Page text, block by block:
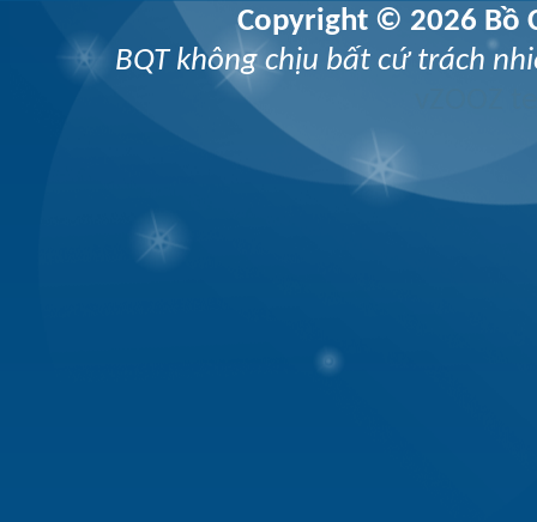
Copyright © 2026 Bồ
BQT không chịu bất cứ trách